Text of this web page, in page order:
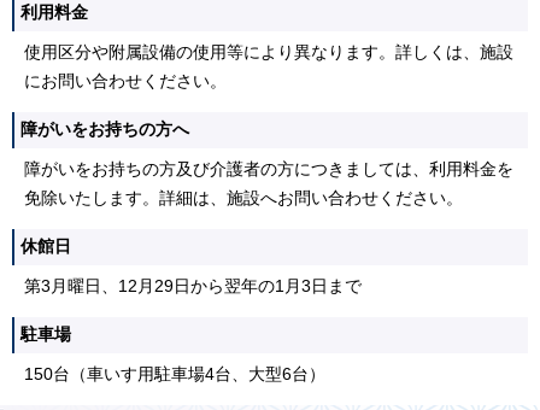
利用料金
使用区分や附属設備の使用等により異なります。詳しくは、施設
にお問い合わせください。
障がいをお持ちの方へ
障がいをお持ちの方及び介護者の方につきましては、利用料金を
免除いたします。詳細は、施設へお問い合わせください。
休館日
第3月曜日、12月29日から翌年の1月3日まで
駐車場
150台（車いす用駐車場4台、大型6台）